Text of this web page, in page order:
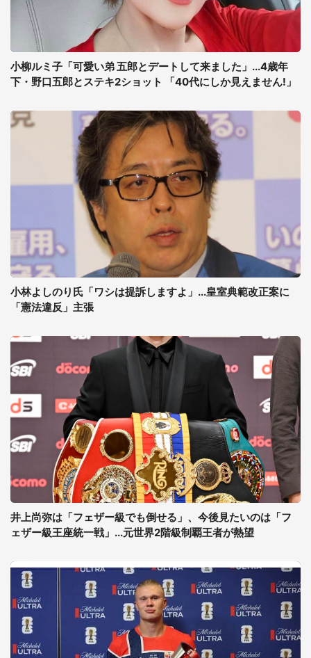
小柳ルミ子「可愛い弟 五郎とデートして来ました」...4歳年
下・野口五郎とステキ2ショット 「40代にしか見えません!」
小林よしのり氏「ワシは提訴しますよ」...皇室典範改正案に
「憲法違反」主張
井上尚弥は「フェザー級でも倒せる」、今後見たいのは「フ
ェザー級王座統一戦」...元世界2階級制覇王者が熱望